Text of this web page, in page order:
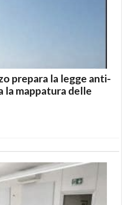
prepara la legge anti-
la mappatura delle